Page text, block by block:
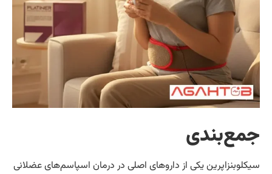
یکی از داروهای اصلی در درمان اسپاسم‌های عضلانی